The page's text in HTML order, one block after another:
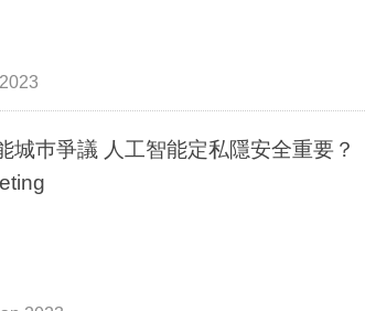
城巿爭議 人工智能定私隱安全重要？